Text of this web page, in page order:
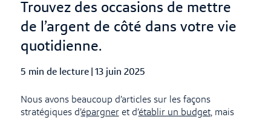
Trouvez des occasions de mettre
de l’argent de côté dans votre vie
quotidienne.
5 min de lecture Published Date
13 juin 2025
Nous avons beaucoup d’articles sur les façons
stratégiques d’épargneret d’établir un budget, mais